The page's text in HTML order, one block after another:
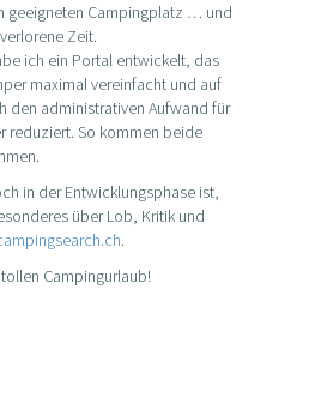
geeigneten Campingplatz … und
Zeit.
ich ein Portal entwickelt, das
maximal vereinfacht und auf
den administrativen Aufwand für
reduziert. So kommen beide
in der Entwicklungsphase ist,
über Lob, Kritik und
.
Campingurlaub!